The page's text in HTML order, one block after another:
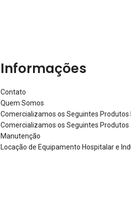
Informações
Contato
Quem Somos
Comercializamos os Seguintes Produtos
Comercializamos os Seguintes Produtos
Manutenção
Locação de Equipamento Hospitalar e